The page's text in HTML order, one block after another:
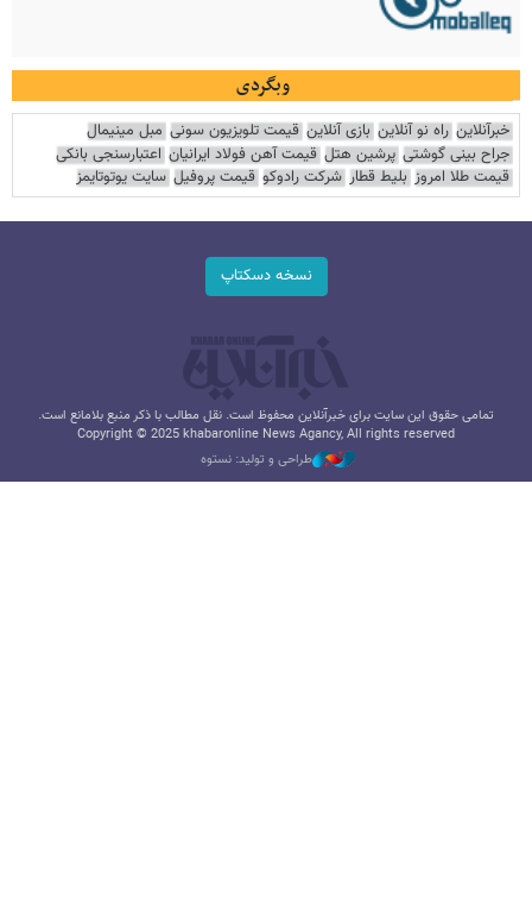
وبگردی
خبرآنلاین راه نو آنلاین بازی آنلاین قیمت تلویزیون سونی مبل مینیمال
جراح بینی گوشتی پرشین هتل قیمت آهن فولاد ایرانیان اعتبارسنجی بانکی
قیمت طلا امروز بلیط قطار شرکت رادوکو قیمت پروفیل سایت یوتوتایمز
نسخه دسکتاپ
تمامی حقوق این سایت برای خبرآنلاین محفوظ است. نقل مطالب با ذکر منبع بلامانع است.
Copyright © 2025 khabaronline News Agancy, All rights reserved
طراحی و تولید: نستوه